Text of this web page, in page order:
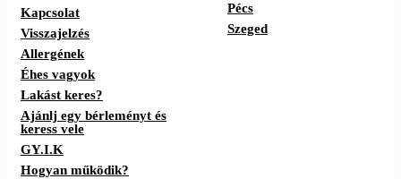
Kapcsolat
Visszajelzés
Allergének
Éhes vagyok
Lakást keres?
Ajánlj egy bérleményt és
keress vele
GY.I.K
Hogyan működik?
Pécs
Szeged